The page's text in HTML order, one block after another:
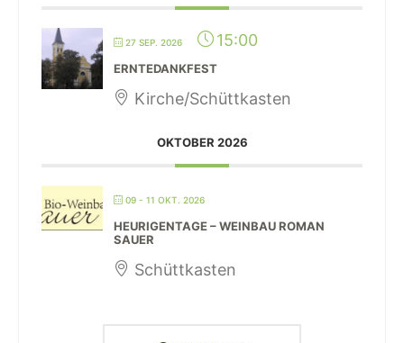
27 SEP. 2026 15:00
ERNTEDANKFEST
Kirche/Schüttkasten
OKTOBER 2026
09 - 11 OKT. 2026
HEURIGENTAGE – WEINBAU ROMAN
SAUER
Schüttkasten